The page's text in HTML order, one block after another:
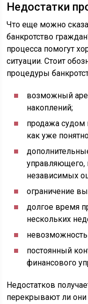
Недостатки
Что еще можно
банкротство
процесса помогут
ситуации. Стоит
процедуры
возможный
накоплений;
продажа судом
как уже
управляющего,
независимых
ограничение
долгое время
нескольких
постоянный
финансового
Недостатков
перекрывают ли они